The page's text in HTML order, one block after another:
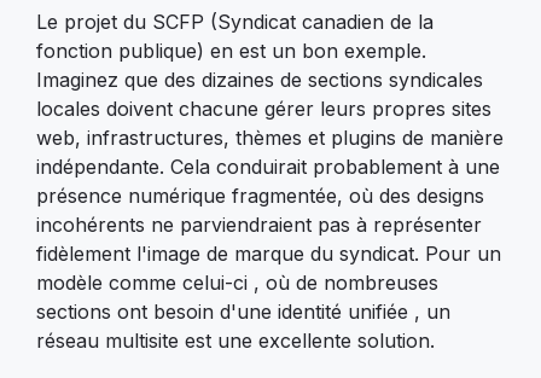
Le projet du SCFP (Syndicat canadien de la
fonction publique) en est un bon exemple.
Imaginez que des dizaines de sections syndicales
locales doivent chacune gérer leurs propres sites
web, infrastructures, thèmes et plugins de manière
indépendante. Cela conduirait probablement à une
présence numérique fragmentée, où des designs
incohérents ne parviendraient pas à représenter
fidèlement l'image de marque du syndicat. Pour un
modèle comme celui-ci , où de nombreuses
sections ont besoin d'une identité unifiée , un
réseau multisite est une excellente solution.